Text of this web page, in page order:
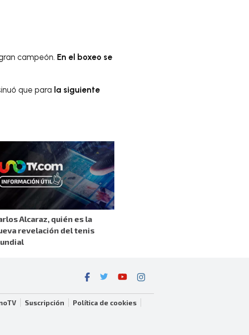
campeón. En el boxeo se
que para la siguiente
Alcaraz, quién es la
revelación del tenis
Suscripción
Política de cookies